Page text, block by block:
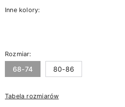
Inne kolory:
Rozmiar:
68-74 80-86
Tabela rozmiarów